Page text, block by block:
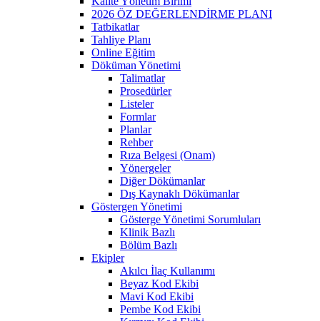
2026 ÖZ DEĞERLENDİRME PLANI
Tatbikatlar
Tahliye Planı
Online Eğitim
Döküman Yönetimi
Talimatlar
Prosedürler
Listeler
Formlar
Planlar
Rehber
Rıza Belgesi (Onam)
Yönergeler
Diğer Dökümanlar
Dış Kaynaklı Dökümanlar
Göstergen Yönetimi
Gösterge Yönetimi Sorumluları
Klinik Bazlı
Bölüm Bazlı
Ekipler
Akılcı İlaç Kullanımı
Beyaz Kod Ekibi
Mavi Kod Ekibi
Pembe Kod Ekibi